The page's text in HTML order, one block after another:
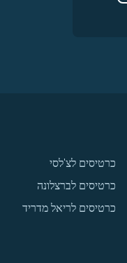
כרטיסים לצ'לסי
כרטיסים לברצלונה
כרטיסים לריאל מדריד